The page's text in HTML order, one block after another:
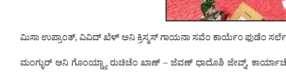
ಮಿಸಾ ಉಪ್ರಾಂತ್, ವಿವಿದ್ ಖೆಳ್ ಅನಿ ಕ್ರಿಸ್ಮಸ್ ಗಾಯನಾ ಸವೆಂ ಕಾರ್ಯೆ೦ ಫುಡೆಂ
ಮಂಗ್ಳುರ್ ಆನಿ ಗೊಂಯ್ಚ್ಯಾ ರುಚಿಚೆಂ ಖಾಣ್ – ಜೆವಣ್ ಧಾದೊಶಿ ಜೇವ್ನ್,